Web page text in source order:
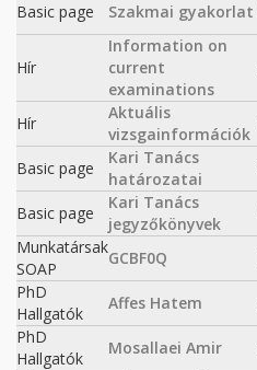
Basic page Szakmai gyakorlat
Hír
Information on
current
examinations
Hír
Aktuális
vizsgainformációk
Basic page
Kari Tanács
határozatai
Basic page
Kari Tanács
jegyzőkönyvek
Munkatársak
SOAP
GCBF0Q
PhD
Hallgatók
Affes Hatem
PhD
Hallgatók
Mosallaei Amir